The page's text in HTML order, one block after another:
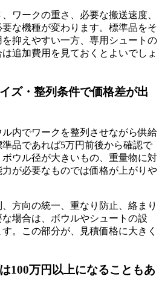
ワークの重さ、必要な搬送速度、
な機種が変わります。標準品をそ
抑えやすい一方、専用シュートの
追加費用を見ておくとよいでしょ
ズ・整列条件で価格差が出
内でワークを整列させながら供給
品であれば5万円前後から確認で
ウル径が大きいもの、重量物に対
が必要なものでは価格が上がりや
方向の統一、重なり防止、絡まり
場合は、ボウルやシュートの設
。この部分が、見積価格に大きく
100万円以上になることもあ